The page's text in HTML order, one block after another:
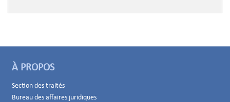
À PROPOS
Section des traités
Bureau des affaires juridiques